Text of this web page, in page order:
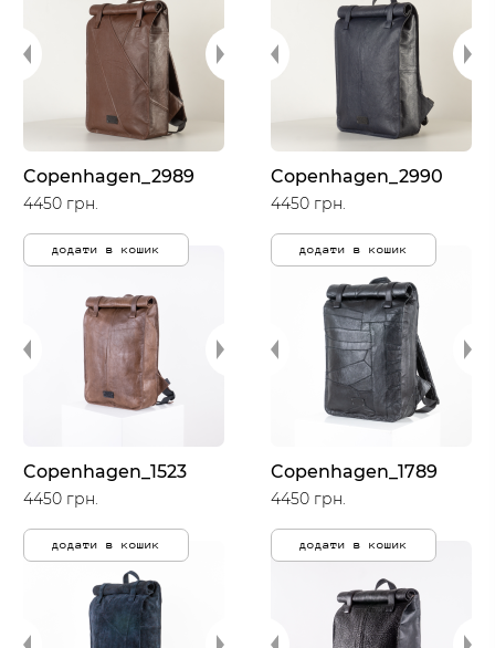
Copenhagen_2989
4450 грн.
додати в кошик
Copenhagen_2990
4450 грн.
додати в кошик
Copenhagen_1523
4450 грн.
додати в кошик
Copenhagen_1789
4450 грн.
додати в кошик